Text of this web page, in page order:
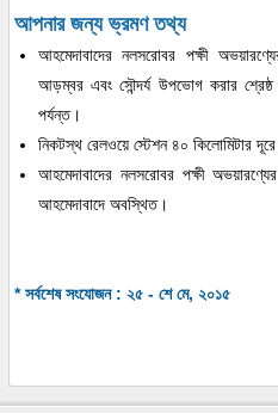
আপনার জন্য ভ্রমণ তথ্য
আহমেদাবাদের নলসরোবর পক্ষী
আড়ম্বর এবং সৌন্দর্য উপভোগ করার
পর্যন্ত।
নিকটস্থ রেলওয়ে স্টেশন ৪০ কিলোমিটার
আহমেদাবাদের নলসরোবর পক্ষী
আহমেদাবাদে অবস্থিত।
* সর্বশেষ সংযোজন : ২৫ - শে মে, ২০১৫